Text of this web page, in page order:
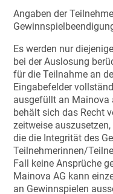
Angaben der
Es werden nur
bei der Auslosung
für die Teilnahme an
Eingabefelder
ausgefüllt an Mainova
behält sich das Recht
zeitweise
die die Integrität des
Teilnehmerinnen/
Fall keine Ansprüche
Mainova AG kann
an Gewinnspielen